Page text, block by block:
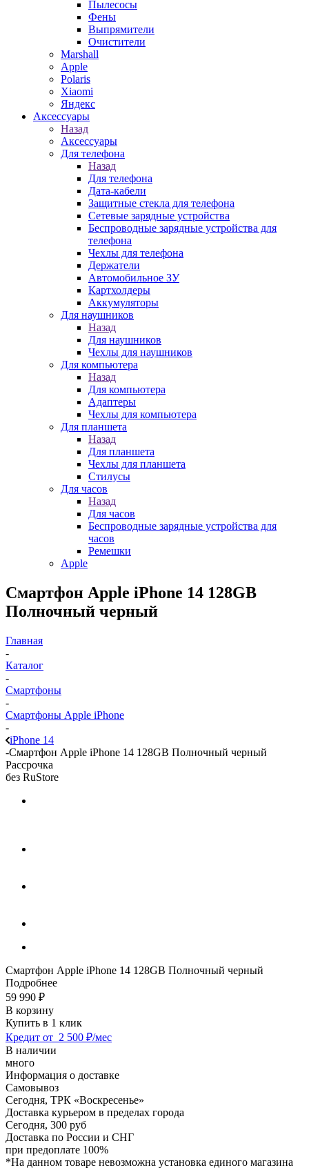
Пылесосы
Фены
Выпрямители
Очистители
Marshall
Apple
Polaris
Xiaomi
Яндекс
Аксессуары
Назад
Аксессуары
Для телефона
Назад
Для телефона
Дата-кабели
Защитные стекла для телефона
Сетевые зарядные устройства
Беспроводные зарядные устройства для
телефона
Чехлы для телефона
Держатели
Автомобильное ЗУ
Картхолдеры
Аккумуляторы
Для наушников
Назад
Для наушников
Чехлы для наушников
Для компьютера
Назад
Для компьютера
Адаптеры
Чехлы для компьютера
Для планшета
Назад
Для планшета
Чехлы для планшета
Стилусы
Для часов
Назад
Для часов
Беспроводные зарядные устройства для
часов
Ремешки
Apple
Смартфон Apple iPhone 14 128GB
Полночный черный
Главная
-
Каталог
-
Смартфоны
-
Смартфоны Apple iPhone
-
iPhone 14
-Смартфон Apple iPhone 14 128GB Полночный черный
Рассрочка
без RuStore
Смартфон Apple iPhone 14 128GB Полночный черный
Подробнее
59 990 ₽
В корзину
Купить в 1 клик
Кредит от 2 500 ₽/мес
В наличии
много
Информация о доставке
Самовывоз
Сегодня, ТРК «Воскресенье»
Доставка курьером в пределах города
Сегодня, 300 руб
Доставка по России и СНГ
при предоплате 100%
*На данном товаре невозможна установка единого магазина